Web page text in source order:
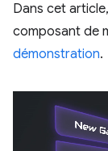
Dans cet
composant de
démonstration.